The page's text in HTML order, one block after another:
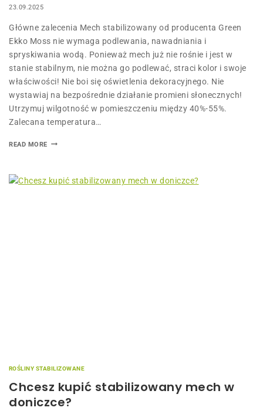
23.09.2025
Główne zalecenia Mech stabilizowany od producenta Green
Ekko Moss nie wymaga podlewania, nawadniania i
spryskiwania wodą. Ponieważ mech już nie rośnie i jest w
stanie stabilnym, nie można go podlewać, straci kolor i swoje
właściwości! Nie boi się oświetlenia dekoracyjnego. Nie
wystawiaj na bezpośrednie działanie promieni słonecznych!
Utrzymuj wilgotność w pomieszczeniu między 40%-55%.
Zalecana temperatura…
READ MORE
ROŚLINY STABILIZOWANE
Chcesz kupić stabilizowany mech w
doniczce?